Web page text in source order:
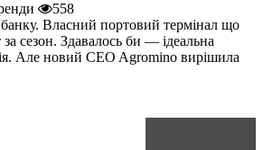
558
Власний портовий термінал що
сезон. Здавалось би — ідеальна
Але новий CEO Agromino вирішила